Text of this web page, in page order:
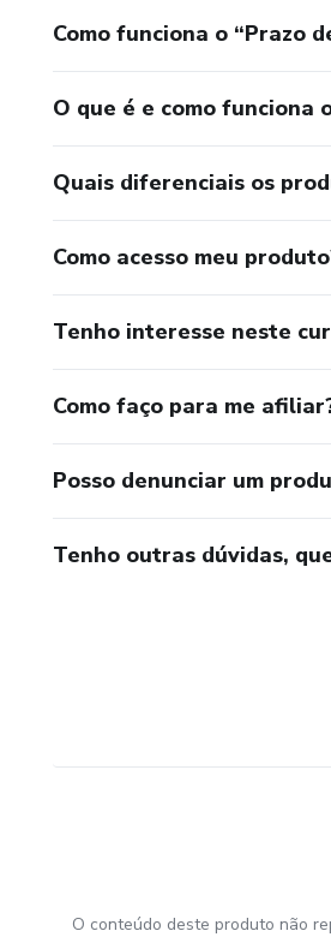
Como funciona o “Prazo
O que é e como funciona
Quais diferenciais os
Como acesso meu
Tenho interesse neste
Como faço para me
Posso denunciar um
Tenho outras dúvidas,
O conteúdo deste produto não